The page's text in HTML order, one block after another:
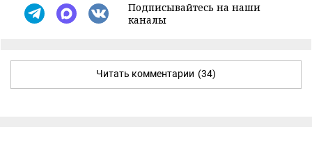
Подписывайтесь на наши
каналы
Читать комментарии (34)